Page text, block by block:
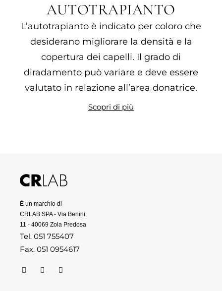
AUTOTRAPIANTO
L’autotrapianto è indicato per coloro che
desiderano migliorare la densità e la
copertura dei capelli. Il grado di
diradamento può variare e deve essere
valutato in relazione all’area donatrice.
Scopri di più
È un marchio di
CRLAB SPA - Via Benini,
11 - 40069 Zola Predosa
Tel. 051 755407
Fax. 051 0954617